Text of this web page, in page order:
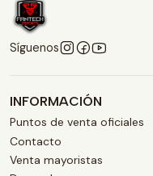
Síguenos
INFORMACIÓN
Puntos de venta oficiales
Contacto
Venta mayoristas